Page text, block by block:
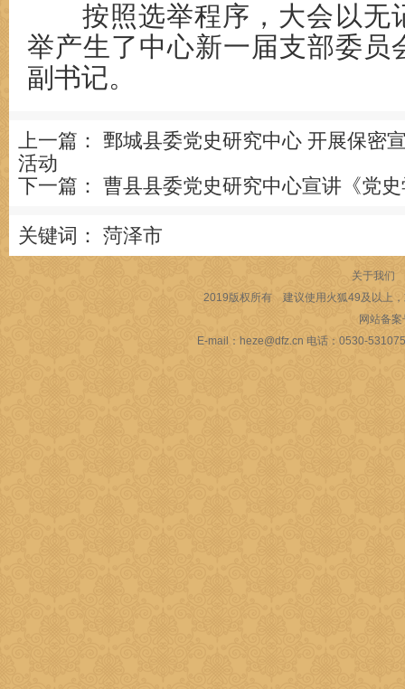
按照选举程序， 大会以无
举产生了中心新一届支部委员
副书记。
上一篇： 鄄城县委党史研究中心 开展保密
活动
下一篇： 曹县县委党史研究中心宣讲《党
关键词： 菏泽市
关于我们
2019版权所有 建议使用火狐49及以上
网站备案
E-mail：heze@dfz.cn 电话：0530-